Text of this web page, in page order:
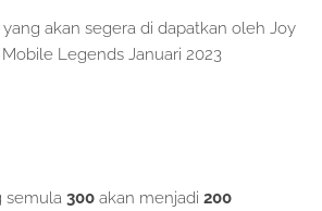
akan segera di dapatkan oleh Joy
Mobile Legends Januari 2023
semula 300 akan menjadi 200